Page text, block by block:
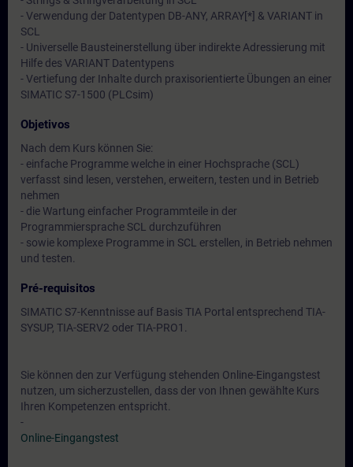
- Verwendung der Datentypen DB-ANY, ARRAY[*] & VARIANT in
SCL
- Universelle Bausteinerstellung über indirekte Adressierung mit
Hilfe des VARIANT Datentypens
- Vertiefung der Inhalte durch praxisorientierte Übungen an einer
SIMATIC S7-1500 (PLCsim)
Objetivos
Nach dem Kurs können Sie:
- einfache Programme welche in einer Hochsprache (SCL)
verfasst sind lesen, verstehen, erweitern, testen und in Betrieb
nehmen
- die Wartung einfacher Programmteile in der
Programmiersprache SCL durchzuführen
- sowie komplexe Programme in SCL erstellen, in Betrieb nehmen
und testen.
Pré-requisitos
SIMATIC S7-Kenntnisse auf Basis TIA Portal entsprechend TIA-
SYSUP, TIA-SERV2 oder TIA-PRO1.
Sie können den zur Verfügung stehenden Online-Eingangstest
nutzen, um sicherzustellen, dass der von Ihnen gewählte Kurs
Ihren Kompetenzen entspricht.
-
Online-Eingangstest